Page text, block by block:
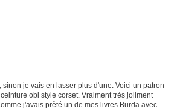
sinon je vais en lasser plus d'une. Voici un patron
obi style corset. Vraiment très joliment
j'avais prêté un de mes livres Burda avec